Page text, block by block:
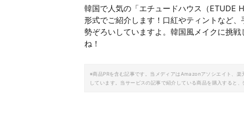
韓国で人気の「エチュードハウス（ETUDE
形式でご紹介します！口紅やティントなど
勢ぞろいしていますよ。韓国風メイクに挑
ね！
※商品PRを含む記事です。当メディアはAmazonアソシエイト、
しています。当サービスの記事で紹介している商品を購入すると、